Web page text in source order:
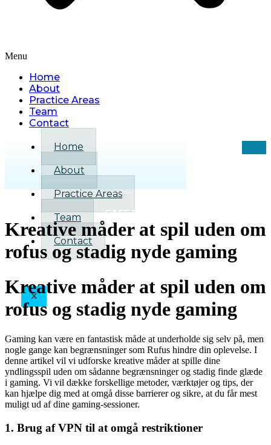
Menu
Home
About
Practice Areas
Team
Contact
Home
About
Practice Areas
Team
Contact
X
GET AN INSTANT
CASE REVIEW
Kreative måder at spil uden om
rofus og stadig nyde gaming
Kreative måder at spil uden om
rofus og stadig nyde gaming
Gaming kan være en fantastisk måde at underholde sig selv på, men
nogle gange kan begrænsninger som Rufus hindre din oplevelse. I
denne artikel vil vi udforske kreative måder at spille dine
yndlingsspil uden om sådanne begrænsninger og stadig finde glæde
i gaming. Vi vil dække forskellige metoder, værktøjer og tips, der
kan hjælpe dig med at omgå disse barrierer og sikre, at du får mest
muligt ud af dine gaming-sessioner.
1. Brug af VPN til at omgå restriktioner